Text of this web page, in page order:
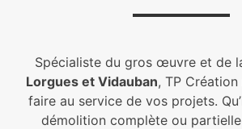
Spécialiste du gros œuvre et de
Lorgues et Vidauban, TP
faire au service de vos projets.
démolition complète ou